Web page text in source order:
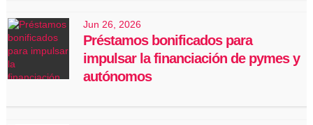
Jun 26, 2026
Préstamos bonificados para
impulsar la financiación de pymes y
autónomos